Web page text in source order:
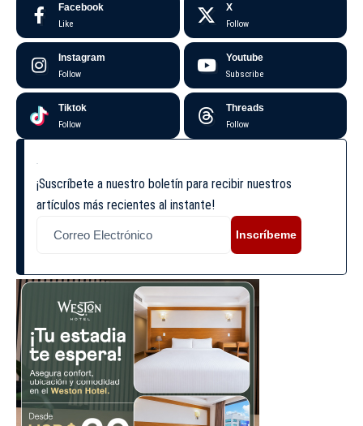
Facebook
Like
X
Follow
Instagram
Follow
Youtube
Subscribe
Tiktok
Follow
Threads
Follow
¡Suscríbete a nuestro boletín para recibir nuestros
artículos más recientes al instante!
Inscríbeme